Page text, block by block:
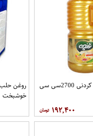
روغن مایع سرخ کردنی 2700سی سی
۱۹۲,۴۰۰
خوشبخت